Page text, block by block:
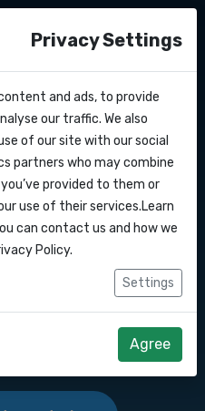
SMS en
ce pays :
SMS ou passerelle
des SMS vers ce
Privacy Settings
and ads, to provide
our traffic. We also
of our site with our social
partners who may combine
provided to them or
use of their services.Learn
can contact us and how we
Policy.
Settings
Agree